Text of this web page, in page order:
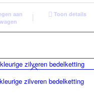
aan
Toon details
zilveren bedelketting